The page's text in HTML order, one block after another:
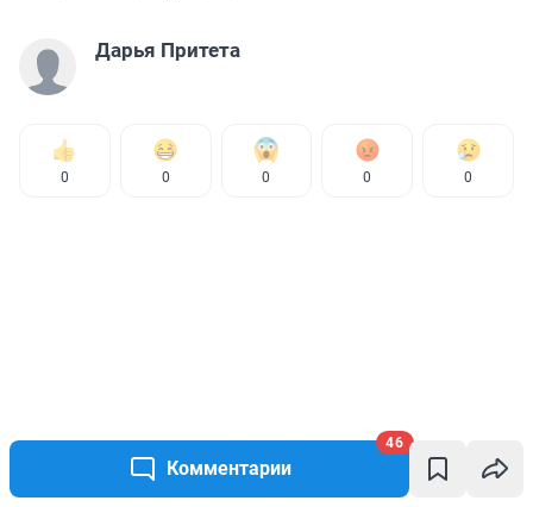
Комментарии
46
Дарья Притета
0 0 0 0 0